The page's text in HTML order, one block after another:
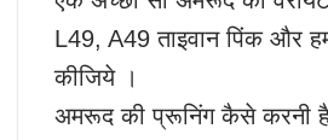
L49, A49 ताइवान पिंक और
कीजिये ।
अमरूद की प्रूनिंग कैसे करनी